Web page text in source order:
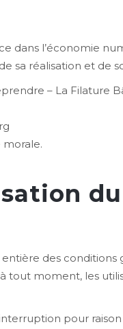
dans l’économie
sa réalisation et de
– La Filature
des conditions
tout moment, les
pour